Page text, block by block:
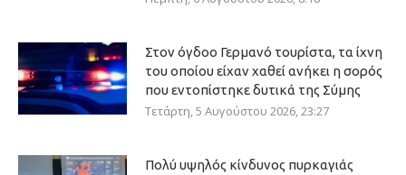
Στον όγδοο Γερμανό τουρίστα, τα ίχνη
του οποίου είχαν χαθεί ανήκει η σορός
που εντοπίστηκε δυτικά της Σύμης
Τετάρτη, 5 Αυγούστου 2026, 23:27
Πολύ υψηλός κίνδυνος πυρκαγιάς